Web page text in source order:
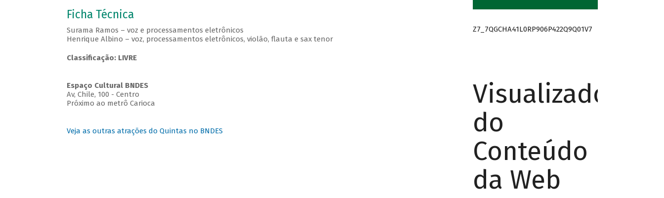
Ficha Técnica
Surama Ramos – voz e processamentos eletrônicos
Henrique Albino – voz, processamentos eletrônicos, violão, flauta e sax tenor
Classificação: LIVRE
Espaço Cultural BNDES
Av, Chile, 100 - Centro
Próximo ao metrô Carioca
Veja as outras atrações do Quintas no BNDES
Z7_7QGCHA41L0RP906P422Q9Q01V7
Visualizador
do
Conteúdo
da Web